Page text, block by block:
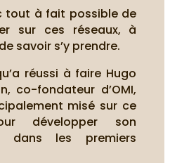
tout à fait possible de
sur ces réseaux, à
savoir s’y prendre.
réussi à faire Hugo
co-fondateur d’OMI,
misé sur ce
développer son
dans les premiers